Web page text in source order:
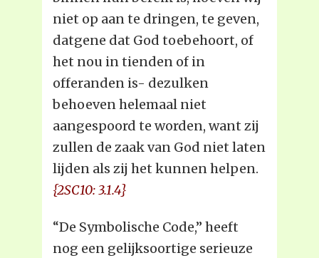
niet op aan te dringen, te geven,
datgene dat God toebehoort, of
het nou in tienden of in
offeranden is- dezulken
behoeven helemaal niet
aangespoord te worden, want zij
zullen de zaak van God niet laten
lijden als zij het kunnen helpen.
{2SC10: 3.1.4}
“De Symbolische Code,” heeft
nog een gelijksoortige serieuze